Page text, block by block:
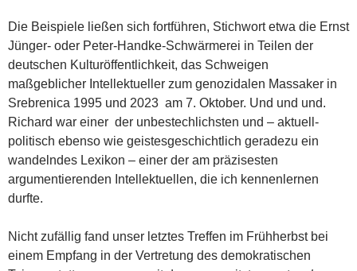
Die Beispiele ließen sich fortführen, Stichwort etwa die Ernst
Jünger- oder Peter-Handke-Schwärmerei in Teilen der
deutschen Kulturöffentlichkeit, das Schweigen
maßgeblicher Intellektueller zum genozidalen Massaker in
Srebrenica 1995 und 2023 am 7. Oktober. Und und und.
Richard war einer der unbestechlichsten und – aktuell-
politisch ebenso wie geistesgeschichtlich geradezu ein
wandelndes Lexikon – einer der am präzisesten
argumentierenden Intellektuellen, die ich kennenlernen
durfte.
Nicht zufällig fand unser letztes Treffen im Frühherbst bei
einem Empfang in der Vertretung des demokratischen